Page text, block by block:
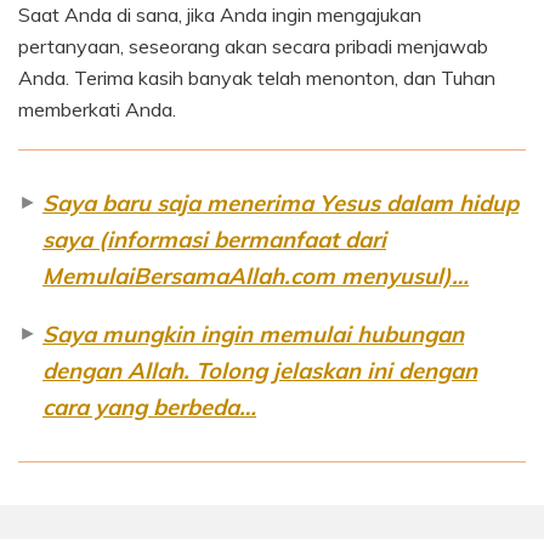
Saat Anda di sana, jika Anda ingin mengajukan
pertanyaan, seseorang akan secara pribadi menjawab
Anda. Terima kasih banyak telah menonton, dan Tuhan
memberkati Anda.
► Saya baru saja menerima Yesus dalam hidup
saya (informasi bermanfaat dari
MemulaiBersamaAllah.com menyusul)…
► Saya mungkin ingin memulai hubungan
dengan Allah. Tolong jelaskan ini dengan
cara yang berbeda…